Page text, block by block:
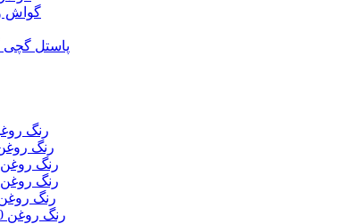
گواش
پاستل گچی
رنگ روغن 37میل
رنگ روغن 37میل
رنگ روغن 37میل وینزور
رنگ روغن 37میل پ ب اُ
رنگ روغن 120میل
رنگ روغن 200میل وینزور